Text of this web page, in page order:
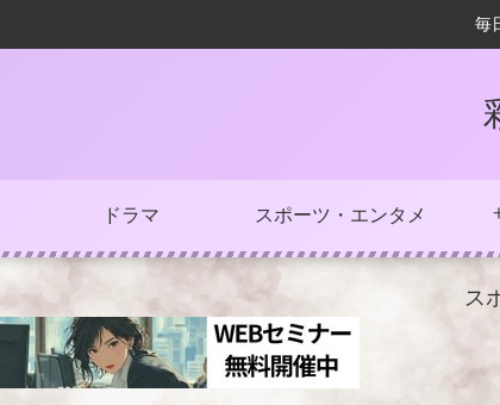
毎
ドラマ スポーツ・エンタメ
ス